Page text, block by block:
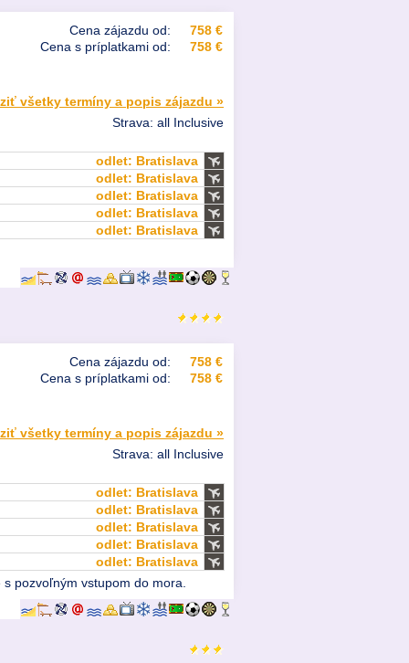
Cena zájazdu od:
758 €
Cena s príplatkami od:
758 €
všetky termíny a popis zájazdu »
Strava: all Inclusive
odlet: Bratislava
odlet: Bratislava
odlet: Bratislava
odlet: Bratislava
odlet: Bratislava
Cena zájazdu od:
758 €
Cena s príplatkami od:
758 €
všetky termíny a popis zájazdu »
Strava: all Inclusive
odlet: Bratislava
odlet: Bratislava
odlet: Bratislava
odlet: Bratislava
odlet: Bratislava
pozvoľným vstupom do mora.